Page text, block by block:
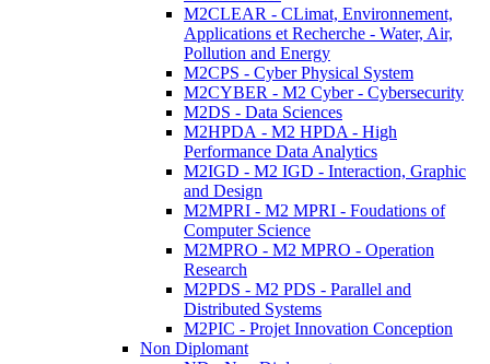
M2CLEAR - CLimat, Environnement,
Applications et Recherche - Water, Air,
Pollution and Energy
M2CPS - Cyber Physical System
M2CYBER - M2 Cyber - Cybersecurity
M2DS - Data Sciences
M2HPDA - M2 HPDA - High
Performance Data Analytics
M2IGD - M2 IGD - Interaction, Graphic
and Design
M2MPRI - M2 MPRI - Foudations of
Computer Science
M2MPRO - M2 MPRO - Operation
Research
M2PDS - M2 PDS - Parallel and
Distributed Systems
M2PIC - Projet Innovation Conception
Non Diplomant